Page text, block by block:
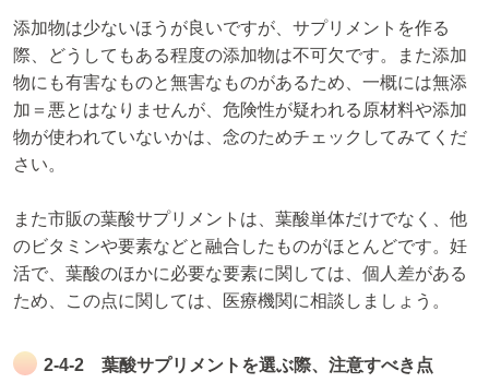
添加物は少ないほうが良いですが、サプリメントを作る
際、どうしてもある程度の添加物は不可欠です。また添加
物にも有害なものと無害なものがあるため、一概には無添
加＝悪とはなりませんが、危険性が疑われる原材料や添加
物が使われていないかは、念のためチェックしてみてくだ
さい。
また市販の葉酸サプリメントは、葉酸単体だけでなく、他
のビタミンや要素などと融合したものがほとんどです。妊
活で、葉酸のほかに必要な要素に関しては、個人差がある
ため、この点に関しては、医療機関に相談しましょう。
2-4-2 葉酸サプリメントを選ぶ際、注意すべき点